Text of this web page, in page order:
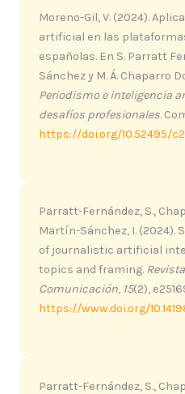
Moreno-Gil, V. (2024).
artificial en las
españolas. En S. Parratt
Sánchez y M. Á. Chaparro
Periodismo e inteligencia
desafíos profesionales.
https://doi.org/10.52495/
Parratt-Fernández, S.,
Martín-Sánchez, I. (2024).
of journalistic artificial
topics and framing.
Comunicación, 15(2),
https://www.doi.org/
Parratt-Fernández, S.,